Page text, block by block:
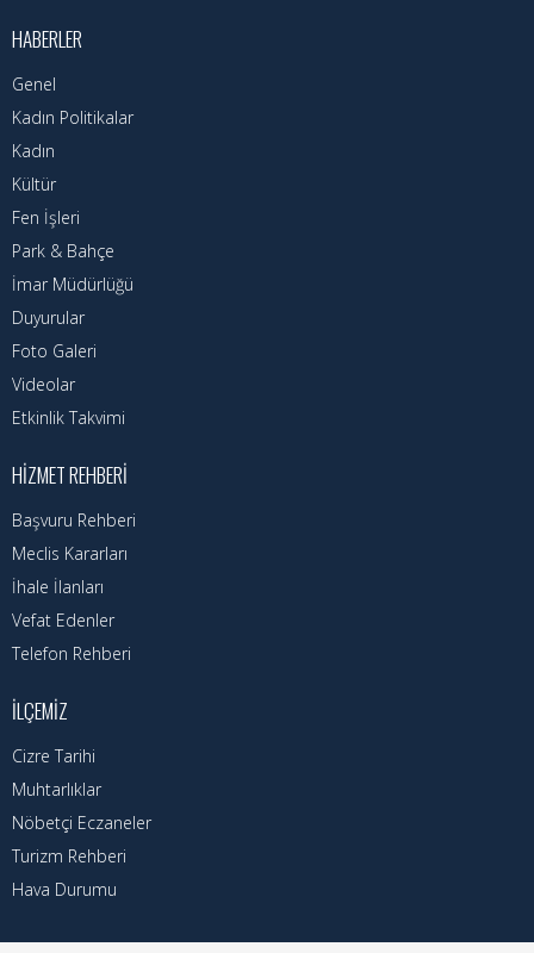
Kadın Politikalar
Kadın
HABERLER
Genel
Kadın Politikalar
Kadın
Kültür
Fen İşleri
Park & Bahçe
İmar Müdürlüğü
Duyurular
Foto Galeri
Videolar
Etkinlik Takvimi
HIZMET REHBERI
Başvuru Rehberi
Meclis Kararları
İhale İlanları
Vefat Edenler
Telefon Rehberi
İLÇEMIZ
Cizre Tarihi
Muhtarlıklar
Nöbetçi Eczaneler
Turizm Rehberi
Hava Durumu